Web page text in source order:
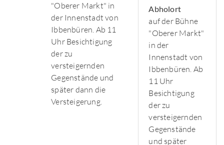
"Oberer Markt" in
der Innenstadt von
Ibbenbüren. Ab 11
Uhr Besichtigung
der zu
versteigernden
Gegenstände und
später dann die
Versteigerung.
Abholort
auf der Bühne
"Oberer Markt"
in der
Innenstadt von
Ibbenbüren. Ab
11 Uhr
Besichtigung
der zu
versteigernden
Gegenstände
und später